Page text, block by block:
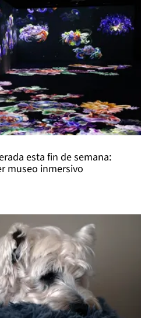
esta fin de semana:
museo inmersivo